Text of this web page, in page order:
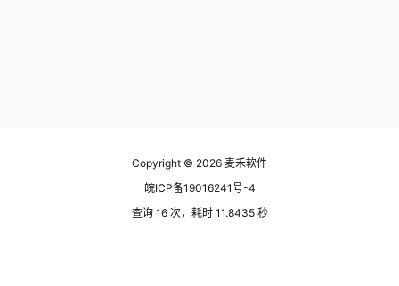
Copyright © 2026 麦禾软件
皖ICP备19016241号-4
查询 16 次，耗时 11.8435 秒